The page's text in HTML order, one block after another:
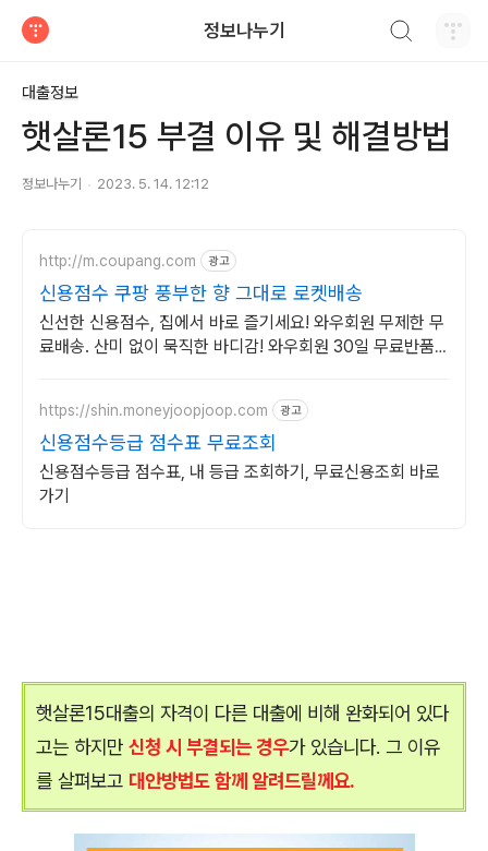
정보나누기
대출정보
햇살론15 부결 이유 및 해결방법
정보나누기 2023. 5. 14. 12:12
http://m.coupang.com 광고
신용점수 쿠팡 풍부한 향 그대로 로켓배송
신선한 신용점수, 집에서 바로 즐기세요! 와우회원 무제한 무
료배송. 산미 없이 묵직한 바디감! 와우회원 30일 무료반품
https://shin.moneyjoopjoop.com 광고
신용점수등급 점수표 무료조회
신용점수등급 점수표, 내 등급 조회하기, 무료신용조회 바로
가기
햇살론15대출의 자격이 다른 대출에 비해 완화되어 있다
고는 하지만 신청 시 부결되는 경우가 있습니다. 그 이유
를 살펴보고 대안방법도 함께 알려드릴께요.